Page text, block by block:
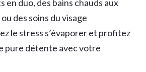
en duo, des bains chauds aux
des soins du visage
le stress s’évaporer et profitez
pure détente avec votre